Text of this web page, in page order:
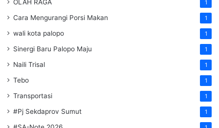
OLAH RAGA 1
Cara Mengurangi Porsi Makan 1
wali kota palopo 1
Sinergi Baru Palopo Maju 1
Naili Trisal 1
Tebo 1
Transportasi 1
#Pj Sekdaprov Sumut 1